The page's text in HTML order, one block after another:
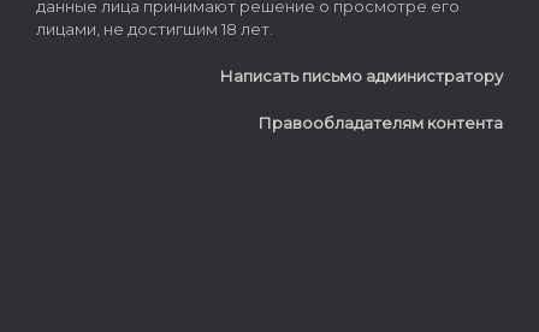
данные лица принимают решение о просмотре его
лицами, не достигшим 18 лет.
Написать письмо администратору
Правообладателям контента